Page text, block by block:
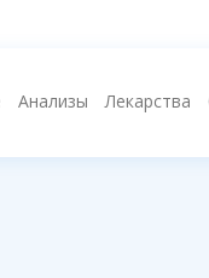
Анализы Лекарства